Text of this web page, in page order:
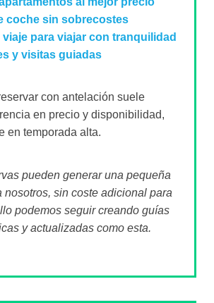
coche sin sobrecostes
para viajar con tranquilidad
y visitas guiadas
con antelación suele
en precio y disponibilidad,
en temporada alta.
pueden generar una pequeña
nosotros, sin coste adicional para
podemos seguir creando guías
y actualizadas como esta.